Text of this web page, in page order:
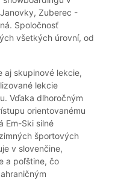
Zuberec -
Spoločnosť
všetkých úrovní, od
aj skupinové lekcie,
lekcie
Vďaka dlhoročným
orientovanému
Em-Ski silné
športových
v slovenčine,
a poľštine, čo